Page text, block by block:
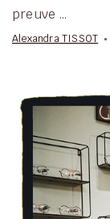
preuve …
Alexandra TISSOT